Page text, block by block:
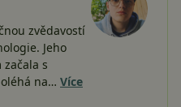
zvědavostí
Jeho
s
na… Více